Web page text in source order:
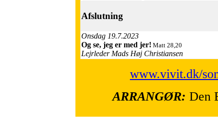
Afslutning
Onsdag 19.7.2023
Og se, jeg er med jer! Matt 28,20
Lejrleder Mads Høj Christiansen
www.vivit.dk/
ARRANGØR: Den